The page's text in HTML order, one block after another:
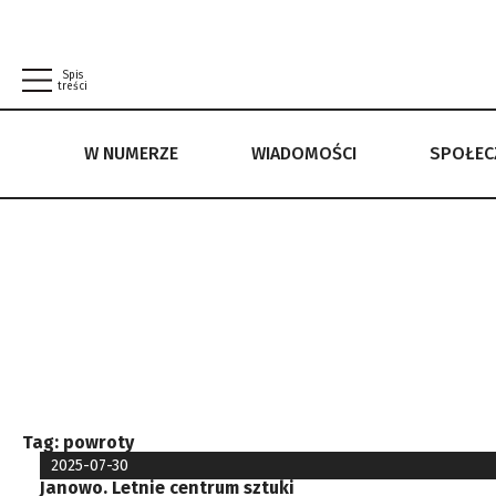
Spis
treści
W NUMERZE WIADOMOŚCI
W NUMERZE WIADOMOŚCI SPOŁECZEŃSTWO
Tag: powroty
2025-07-30
Janowo. Letnie centrum sztuki